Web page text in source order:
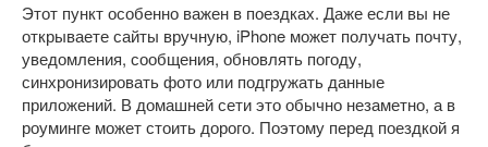
Этот пункт особенно важен в поездках. Даже если вы не
открываете сайты вручную, iPhone может получать почту,
уведомления, сообщения, обновлять погоду,
синхронизировать фото или подгружать данные
приложений. В домашней сети это обычно незаметно, а в
роуминге может стоить дорого. Поэтому перед поездкой я